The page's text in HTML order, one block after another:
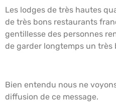
Les lodges de très hautes
de très bons restaurants
gentillesse des personnes
de garder longtemps un très
Bien entendu nous ne
diffusion de ce message.